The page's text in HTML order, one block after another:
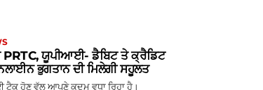
PRTC, ਯੂਪੀਆਈ- ਡੈਬਿਟ ਤੇ ਕ੍ਰੈਡਿਟ
ਭੁਗਤਾਨ ਦੀ ਮਿਲੇਗੀ ਸਹੂਲਤ
ਟੈਕ ਹੋਣ ਵੱਲ ਆਪਣੇ ਕਦਮ ਵਧਾ ਰਿਹਾ ਹੈ।